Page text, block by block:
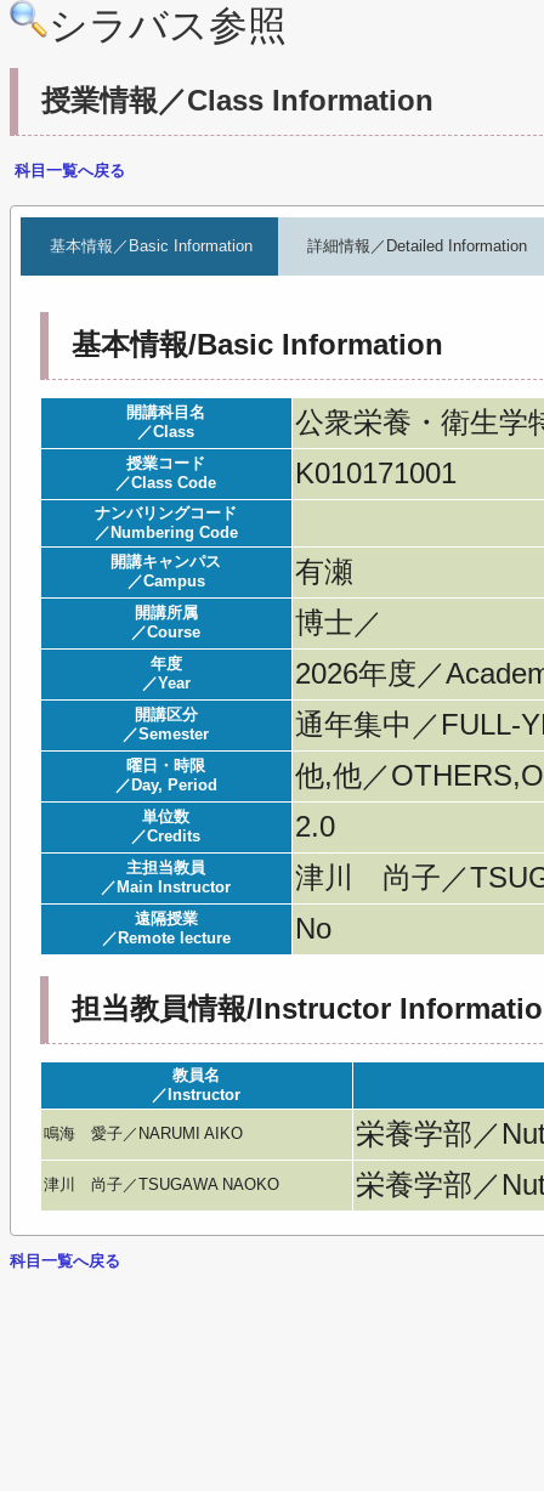
シラバス参照
授業情報／Class Information
科目一覧へ戻る
基本情報／Basic Information 詳細情報／Detailed Information
基本情報/Basic Information
開講科目名
／Class
公衆栄養・衛生学
授業コード
／Class Code
K010171001
ナンバリングコード
／Numbering Code
開講キャンパス
／Campus
有瀬
開講所属
／Course
博士／
年度
／Year
2026年度／
開講区分
／Semester
通年集中／FULL-
曜日・時限
／Day, Period
他,他／
単位数
／Credits
2.0
主担当教員
／Main Instructor
津川 尚子／
遠隔授業
／Remote lecture
No
担当教員情報/Instructor
教員名
／Instructor
鳴海 愛子／NARUMI AIKO 栄養学部／
津川 尚子／TSUGAWA NAOKO 栄養学部／
科目一覧へ戻る